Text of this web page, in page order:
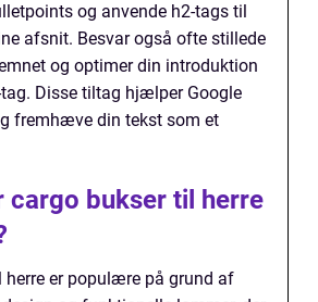
og anvende h2-tags til
afsnit. Besvar også ofte stillede
og optimer din introduktion
Disse tiltag hjælper Google
fremhæve din tekst som et
cargo bukser til herre
herre er populære på grund af